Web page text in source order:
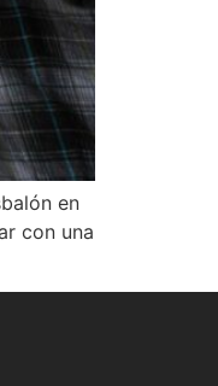
en
con una